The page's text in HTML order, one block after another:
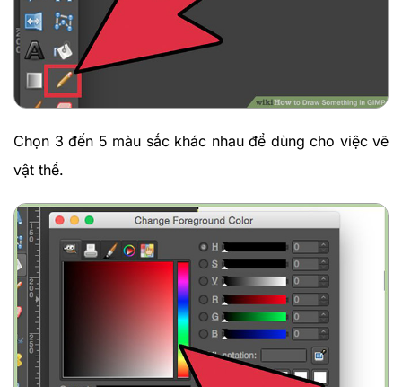
Chọn 3 đến 5 màu sắc khác nhau để dùng cho việc vẽ
vật thể.